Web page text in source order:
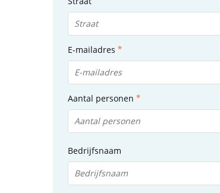
E-mailadres
Aantal personen
Bedrijfsnaam